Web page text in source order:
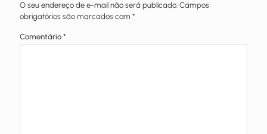
O seu endereço de e-mail não será publicado. Campos
obrigatórios são marcados com *
Comentário *